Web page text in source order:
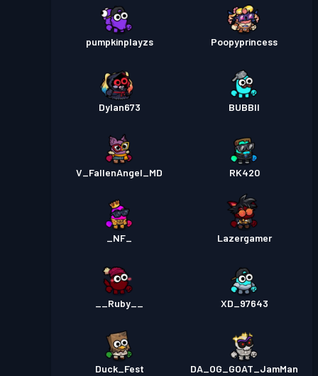
pumpkinplayzs Poopyprincess
Dylan673 BUBBII
V_FallenAngel_MD RK420
_NF_ Lazergamer
__Ruby__ XD_97643
Duck_Fest DA_OG_GOAT_JamMan